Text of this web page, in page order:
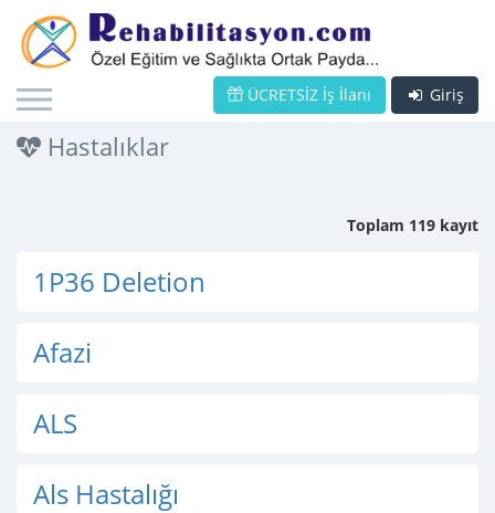
Giriş
ÜCRETSİZ İş İlanı
Hastalıklar
Toplam 119 kayıt
1P36 Deletion
Afazi
ALS
Als Hastalığı